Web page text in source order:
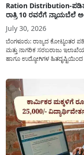
Ration Distribution-
ರಾತ್ರಿ 10 ರವರೆಗೆ ನ್ಯಾಯಬೆಲೆ
July 30, 2026
ಬೆಂಗಳೂರು: ರಾಜ್ಯದ ಕೋಟ್ಯಂತರ
ಮತ್ತು ನಾಗರಿಕ ಸರಬರಾಜು
ಹಾಗೂ ಉದ್ಯೋಗಿಗಳ ಹಿತದೃಷ್ಟಿಯಿಂದ